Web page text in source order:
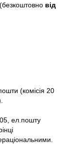
від
(комісія 20
ел.пошту